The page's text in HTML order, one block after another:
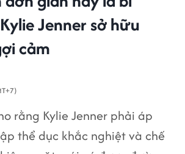
Jenner sở hữu
cảm
rằng Kylie Jenner phải áp
thể dục khắc nghiệt và chế